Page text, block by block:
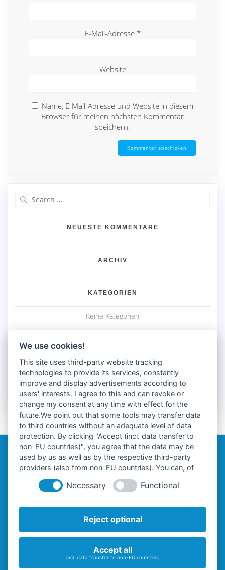
E-Mail-Adresse *
Website
Name, E-Mail-Adresse und Website in diesem
Browser für meinen nächsten Kommentar
speichern.
NEUESTE KOMMENTARE
ARCHIV
KATEGORIEN
Keine Kategorien
Anmelden
Eintrags-Feed
Kommentar-Feed
WordPress.org
BitDisk hard drive protection - effective and reliable
© 2002 - 2026 BITDISK | SOLVE4IT GmbH
Datenschutzerklärung
AGB
Impressum
Widerrufsbelehrung
We use cookies!
This site uses third-party website tracking
technologies to provide its services, constantly
improve and display advertisements according to
users' interests. I agree to this and can revoke or
change my consent at any time with effect for the
future.We point out that some tools may transfer data
to third countries without an adequate level of data
protection. By clicking "Accept (incl. data transfer to
non-EU countries)", you agree that the data may be
used by us as well as by the respective third-party
providers (also from non-EU countries). You can, of
course, change your cookie settings at any time.
Necessary Functional
Reject optional
Accept all
incl. data transfer to non-EU countries